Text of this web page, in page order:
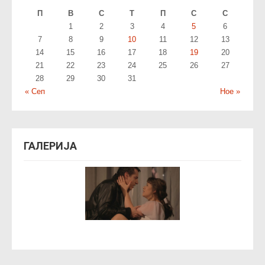
П В С T П С С
« Сеп Ное »
1 2 3 4 5
6
7
8 9 10 11 12
13
14
15 16 17 18 19
20
21
22 23 24 25 26
27
28
29 30 31
ГАЛЕРИЈА